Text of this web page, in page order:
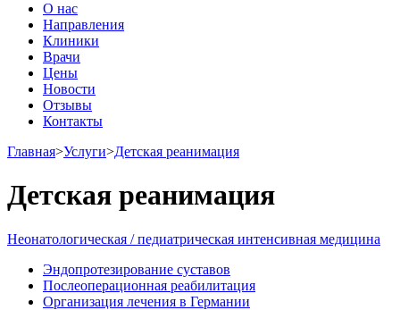
О нас
Направления
Клиники
Врачи
Цены
Новости
Отзывы
Контакты
Главная>Услуги>Детская реанимация
Детская реанимация
Неонатологическая / педиатрическая интенсивная медицина
Эндопротезирование суставов
Послеоперационная реабилитация
Организация лечения в Германии